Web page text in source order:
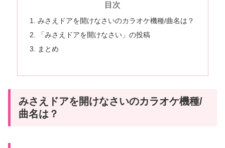
目次
みさえドアを開けなさいのカラオケ機種/曲名は？
「みさえドアを開けなさい」の投稿
まとめ
みさえドアを開けなさいのカラオケ機種/
曲名は？